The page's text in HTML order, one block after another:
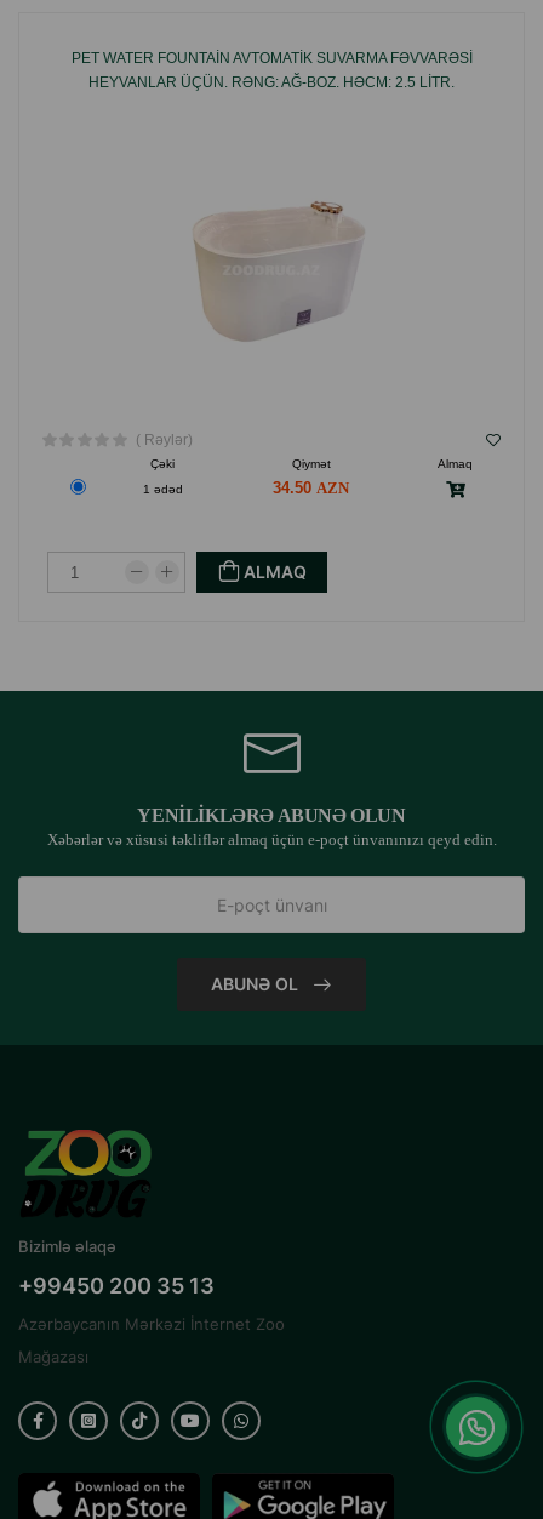
PET WATER FOUNTAIN AVTOMATIK SUVARMA FƏVVARƏSI
HEYVANLAR ÜÇÜN. RƏNG: AĞ-BOZ. HƏCM: 2.5 LITR.
( Rəylər)
Çəki Qiymət
Almaq
1 ədəd
34.50
ALMAQ
YENILIKLƏRƏ ABUNƏ OLUN
Xəbərlər və xüsusi təkliflər almaq üçün e-poçt ünvanınızı qeyd edin.
ABUNƏ OL
Bizimlə əlaqə
+99450 200 35 13
Azərbaycanın Mərkəzi İnternet Zoo
Mağazası